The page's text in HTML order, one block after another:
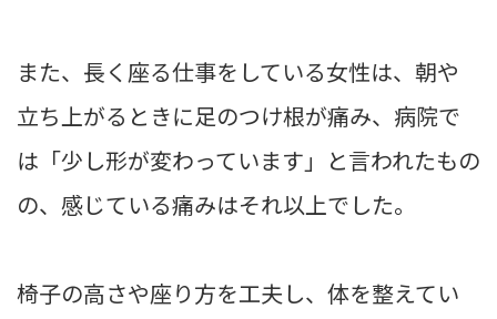
また、長く座る仕事をしている女性は、朝や
立ち上がるときに足のつけ根が痛み、病院で
は「少し形が変わっています」と言われたもの
の、感じている痛みはそれ以上でした。
椅子の高さや座り方を工夫し、体を整えてい